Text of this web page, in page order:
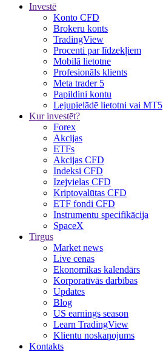
Investē
Konto CFD
Brokeru konts
TradingView
Procenti par līdzekļiem
Mobilā lietotne
Profesionāls klients
Meta trader 5
Papildini kontu
Lejupielādē lietotni vai MT5
Kur investēt?
Forex
Akcijas
ETFs
Akcijas CFD
Indeksi CFD
Izejvielas CFD
Kriptovalūtas CFD
ETF fondi CFD
Instrumentu specifikācija
SpaceX
Tirgus
Market news
Live cenas
Ekonomikas kalendārs
Korporatīvās darbības
Updates
Blog
US earnings season
Learn TradingView
Klientu noskaņojums
Kontakts